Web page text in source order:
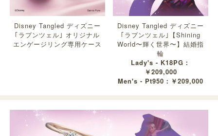
Disney Tangled ディズニー
｢ラプンツェル｣ オリジナル
エンゲージリング専用ケース
Disney Tangled ディズニー
｢ラプンツェル｣【Shining
World〜輝く世界〜】結婚指
輪
Lady's - K18PG：
￥209,000
Men's - Pt950：￥209,000